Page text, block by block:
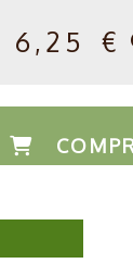
6,25 €